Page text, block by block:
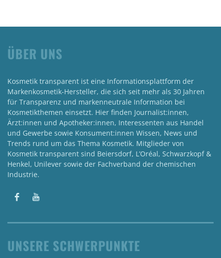
ÜBER UNS
Kosmetik transparent ist eine Informationsplattform der
Markenkosmetik-Hersteller, die sich seit mehr als 30 Jahren
für Transparenz und markenneutrale Information bei
Kosmetikthemen einsetzt. Hier finden Journalist:innen,
Ärzt:innen und Apotheker:innen, Interessenten aus Handel
und Gewerbe sowie Konsument:innen Wissen, News und
Trends rund um das Thema Kosmetik. Mitglieder von
Kosmetik transparent sind Beiersdorf, L’Oréal, Schwarzkopf &
Henkel, Unilever sowie der Fachverband der chemischen
Industrie.
UNSERE SCHWERPUNKTE